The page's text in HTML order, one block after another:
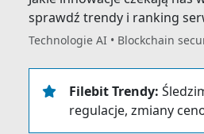
sprawdź trendy i ranking
Technologie AI • Blockchain
Filebit Trendy:
regulacje, zmiany